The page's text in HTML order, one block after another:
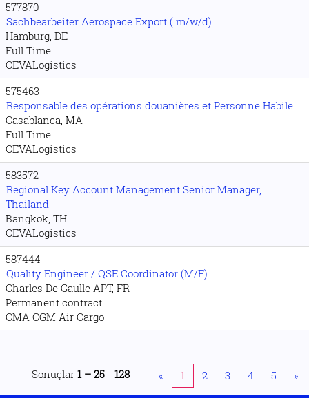
577870
Sachbearbeiter Aerospace Export ( m/w/d)
Hamburg, DE
Full Time
CEVALogistics
575463
Responsable des opérations douanières et Personne Habile
Casablanca, MA
Full Time
CEVALogistics
583572
Regional Key Account Management Senior Manager,
Thailand
Bangkok, TH
CEVALogistics
587444
Quality Engineer / QSE Coordinator (M/F)
Charles De Gaulle APT, FR
Permanent contract
CMA CGM Air Cargo
Sonuçlar 1 – 25 - 128 « 1 2 3 4 5 »